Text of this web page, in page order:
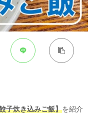
子炊き込みご飯】を紹介